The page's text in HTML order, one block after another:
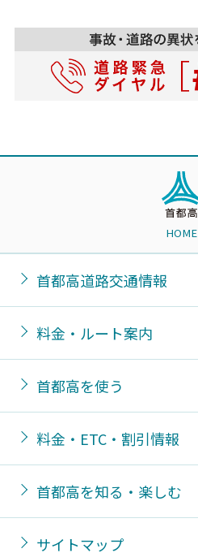
HOME
首都高道路交通情報
料金・ルート案内
首都高を使う
料金・ETC・割引情報
首都高を知る・楽しむ
サイトマップ